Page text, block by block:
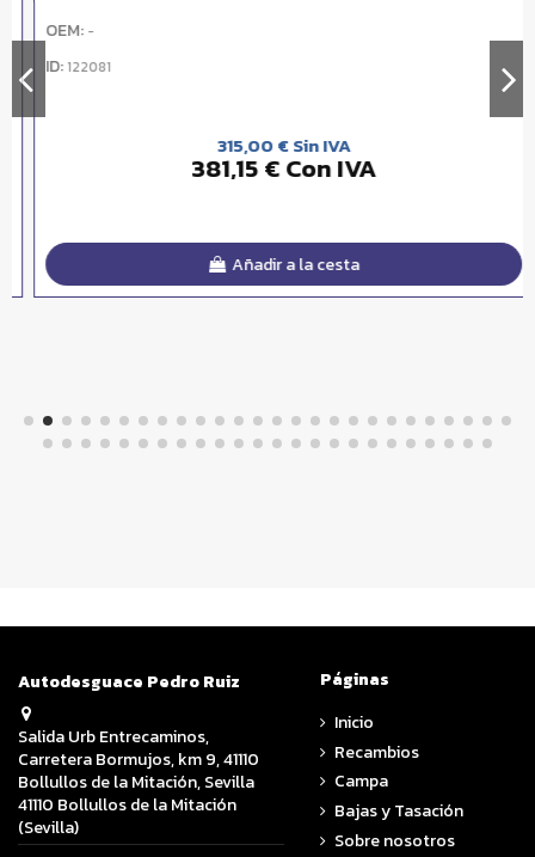
OEM:-
ID:122081
315,00 € Sin IVA
381,15 € Con IVA
Añadir a la cesta
Autodesguace Pedro Ruiz
Salida Urb Entrecaminos,
Carretera Bormujos, km 9, 41110
Bollullos de la Mitación, Sevilla
41110 Bollullos de la Mitación
(Sevilla)
Páginas
Inicio
Recambios
Campa
Bajas y Tasación
Sobre nosotros